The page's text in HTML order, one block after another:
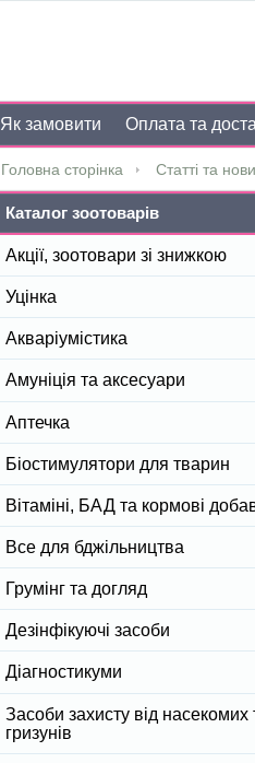
Як замовити Оплата та
Головна сторінка Статті та
Каталог зоотоварів
Акції, зоотовари зі знижкою
Уцінка
Акваріумістика
Амуніція та аксесуари
Аптечка
Біостимулятори для тварин
Вітаміні, БАД та кормові
Все для бджільництва
Грумінг та догляд
Дезінфікуючі засоби
Діагностикуми
Засоби захисту від насекомих
гризунів